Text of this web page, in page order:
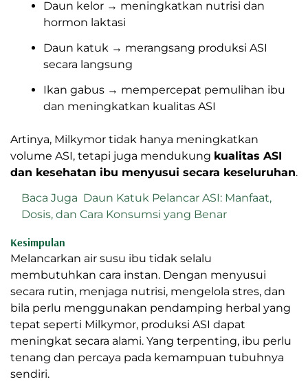
ibu menyusui.
kualitas nutrisi ASI, sehingga produksi ASI lebih
Bagaimana Kombinasi Milkymor
Membantu Produksi ASI
sinergis:
Daun kelor → meningkatkan nutrisi dan
Daun katuk → merangsang produksi ASI
secara langsung
Ikan gabus → mempercepat pemulihan ibu
dan meningkatkan kualitas ASI
Artinya, Milkymor tidak hanya meningkatkan
volume ASI, tetapi juga mendukungkualitas ASI
dan kesehatan ibu menyusui secara keseluruhan
Baca Juga
Daun Katuk Pelancar ASI: